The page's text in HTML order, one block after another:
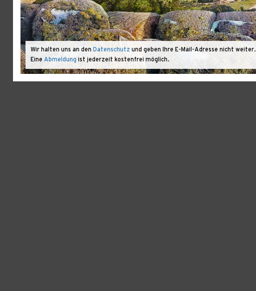
Wir halten uns an den Datenschutz und geben Ihre E-Mail-Adresse nicht weiter.
Eine Abmeldung ist jederzeit kostenfrei möglich.